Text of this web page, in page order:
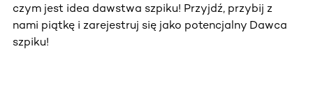
czym jest idea dawstwa szpiku! Przyjdź, przybij z
nami piątkę i zarejestruj się jako potencjalny Dawca
szpiku!